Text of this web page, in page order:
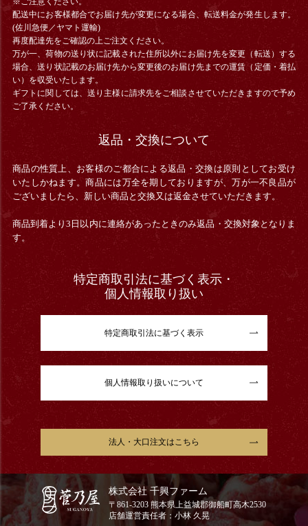
配送中にお客様都合でお届け先が変更になる場合、 転送料金が発生します。
(佐川急便／ヤマト運輸)
再度配達先をご確認の上ご注文ください。
万が一、荷物の送り状に記載された住所以外にお届け先を変更（転送）する
場合、送り状記載のお届け先から変更後のお届け先までの運賃（定価・着払
い）を収受いたします。
ギフトに関しては、送り主様に請求先をご相談させていただきますので予め
ご了承ください。
返品・交換について
商品の性質上、お客様のご都合による返品・交換は原則としてお受け
いたしかねます。商品には万全を期しておりますが、万が一不良品が
ございましたら、新しい商品と交換又は返金させていただきます。
商品到着より3日以内に連絡があったときのみ返品・交換対象となりま
す。
特定商取引法に基づく表示・
個人情報取り扱い
特定商取引法に基づく表示
個人情報取り扱いについて
法人・大口注文はこちら
株式会社 千興ファーム
〒861-3203 熊本県上益城郡御船町高木2530
店舗運営責任者：小林 久晃